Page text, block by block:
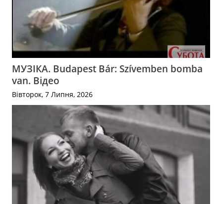
МУЗІКА. Budapest Bár: Szívemben bomba
van. Відео
Вівторок, 7 Липня, 2026